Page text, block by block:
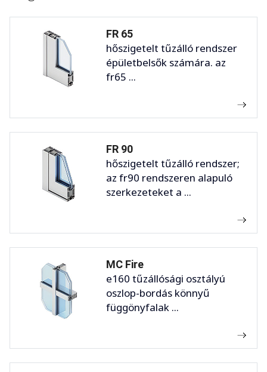
FR 65
hőszigetelt tűzálló rendszer
épületbelsők számára. az
fr65 ...
FR 90
hőszigetelt tűzálló rendszer;
az fr90 rendszeren alapuló
szerkezeteket a ...
MC Fire
e160 tűzállósági osztályú
oszlop-bordás könnyű
függönyfalak ...